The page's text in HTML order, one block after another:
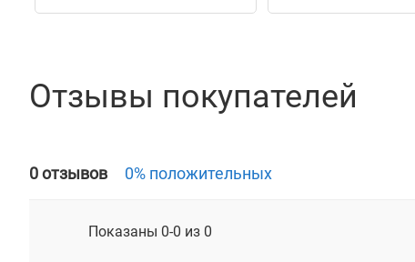
Отзывы покупателей
0 отзывов 0% положительных
Показаны 0-0 из 0